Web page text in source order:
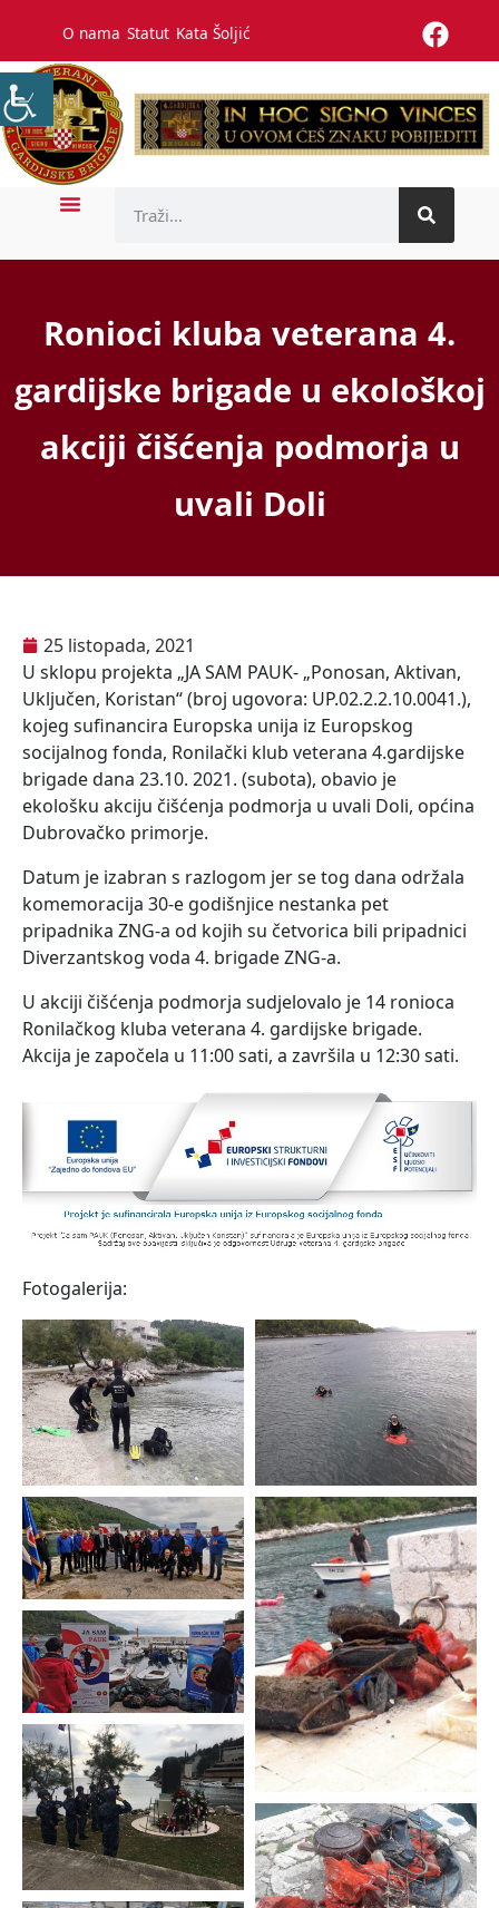
O nama Statut Kata Šoljić
Ronioci kluba veterana 4.
gardijske brigade u ekološkoj
akciji čišćenja podmorja u
uvali Doli
25 listopada, 2021
U sklopu projekta „JA SAM PAUK- „Ponosan, Aktivan,
Uključen, Koristan“ (broj ugovora: UP.02.2.2.10.0041.),
kojeg sufinancira Europska unija iz Europskog
socijalnog fonda, Ronilački klub veterana 4.gardijske
brigade dana 23.10. 2021. (subota), obavio je
ekološku akciju čišćenja podmorja u uvali Doli, općina
Dubrovačko primorje.
Datum je izabran s razlogom jer se tog dana održala
komemoracija 30-e godišnjice nestanka pet
pripadnika ZNG-a od kojih su četvorica bili pripadnici
Diverzantskog voda 4. brigade ZNG-a.
U akciji čišćenja podmorja sudjelovalo je 14 ronioca
Ronilačkog kluba veterana 4. gardijske brigade.
Akcija je započela u 11:00 sati, a završila u 12:30 sati.
Fotogalerija: